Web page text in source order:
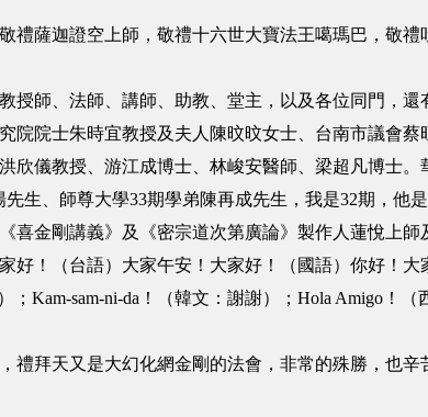
薩迦證空上師，敬禮十六世大寶法王噶瑪巴，敬禮
師、法師、講師、助教、堂主，以及各位同門，還
院院士朱時宜教授及夫人陳旼旼女士、台南市議會
欣儀教授、游江成博士、林峻安醫師、梁超凡博士
生、師尊大學33期學弟陳再成先生，我是32期，他
喜金剛講義》及《密宗道次第廣論》製作人蓮悅上
！（台語）大家午安！大家好！（國語）你好！大
；Kam-sam-ni-da！（韓文：謝謝）；Hola Amigo！
拜天又是大幻化網金剛的法會，非常的殊勝，也辛